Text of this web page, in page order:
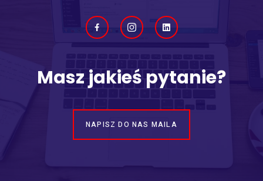
Masz jakieś pytanie?
NAPISZ DO NAS MAILA